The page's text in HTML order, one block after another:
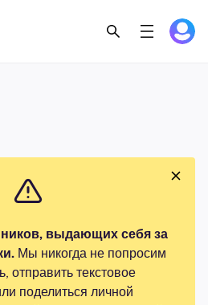
выдающих себя за
Мы никогда не попросим
отправить текстовое
поделиться личной